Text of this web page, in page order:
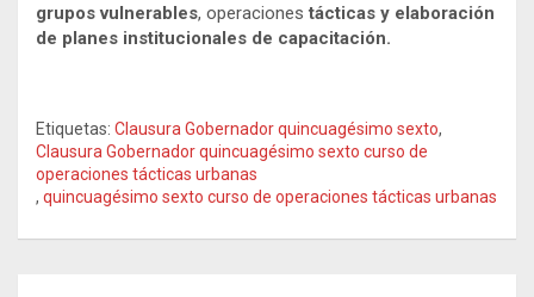
grupos vulnerables, operacionestácticas y elaboración
de planes institucionales de capacitación.
Etiquetas: Clausura Gobernador quincuagésimo sexto,
Clausura Gobernador quincuagésimo sexto curso de
operaciones tácticas urbanas
, quincuagésimo sexto curso de operaciones tácticas urbanas